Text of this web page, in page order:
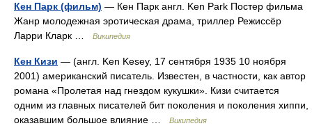
Кен Парк (фильм) — Кен Парк англ. Ken Park Постер фильма
Жанр молодежная эротическая драма, триллер Режиссёр
Ларри Кларк …
Википедия
Кен Кизи — (англ. Ken Kesey, 17 сентября 1935 10 ноября
2001) американский писатель. Известен, в частности, как автор
романа «Пролетая над гнездом кукушки». Кизи считается
одним из главных писателей бит поколения и поколения хиппи,
оказавшим большое влияние …
Википедия